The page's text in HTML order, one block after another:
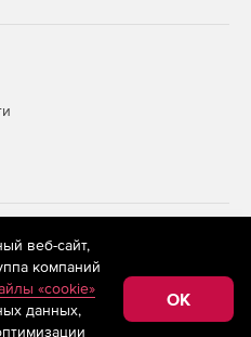
применяются
(информационные технологии
основе сбора,
относящихся к
«Интернет»,
Федерации)
веб-сайт,
компаний
«cookie»
данных,
OK